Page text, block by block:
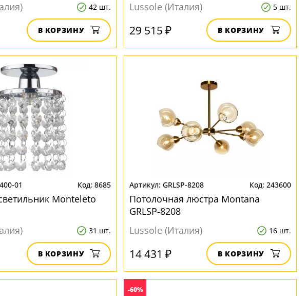
42 шт.
В КОРЗИНУ
Lussole (Италия)
5 шт.
29 515 ₽ В КОРЗИНУ
01 8685
Monteleto
31 шт.
В КОРЗИНУ
GRLSP-8208 243600
Потолочная люстра Montana
GRLSP-8208
Lussole (Италия)
16 шт.
14 431 ₽ В КОРЗИНУ
-60%